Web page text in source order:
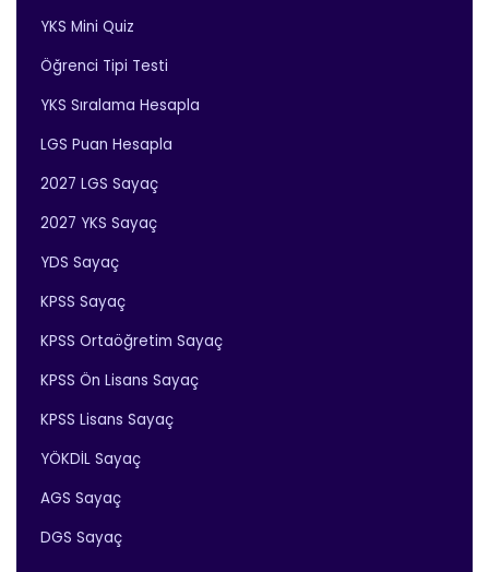
YKS Mini Quiz
Öğrenci Tipi Testi
YKS Sıralama Hesapla
LGS Puan Hesapla
2027 LGS Sayaç
2027 YKS Sayaç
YDS Sayaç
KPSS Sayaç
KPSS Ortaöğretim Sayaç
KPSS Ön Lisans Sayaç
KPSS Lisans Sayaç
YÖKDİL Sayaç
AGS Sayaç
DGS Sayaç